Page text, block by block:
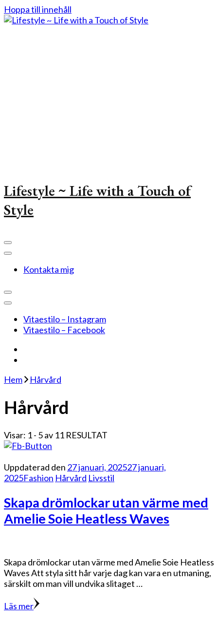
Hoppa till innehåll
Lifestyle ~ Life with a Touch of
Style
Kontakta mig
Vitaestilo – Instagram
Vitaestilo – Facebook
Hem Hårvård
Hårvård
Visar: 1 - 5 av 11 RESULTAT
Uppdaterad den 27 januari, 202527 januari,
2025Fashion Hårvård Livsstil
Skapa drömlockar utan värme med
Amelie Soie Heatless Waves
Skapa drömlockar utan värme med Amelie Soie Heatless
Waves Att styla sitt hår varje dag kan vara en utmaning,
särskilt om man vill undvika slitaget …
Läs mer